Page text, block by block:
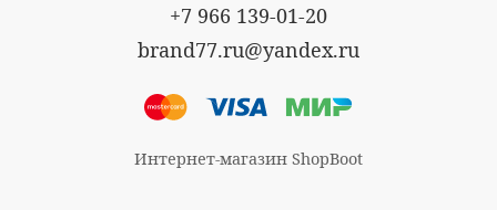
+7 966 139-01-20
brand77.ru@yandex.ru
Интернет-магазин ShopBoot